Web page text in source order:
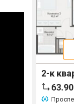
2-к
63.90